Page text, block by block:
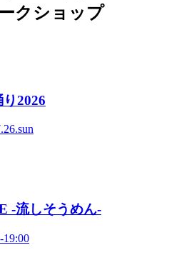
2026
-流しそうめん-
19:00